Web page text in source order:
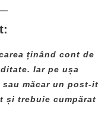
ținând cont de
Iar pe ușa
măcar un post-it
și trebuie cumpărat